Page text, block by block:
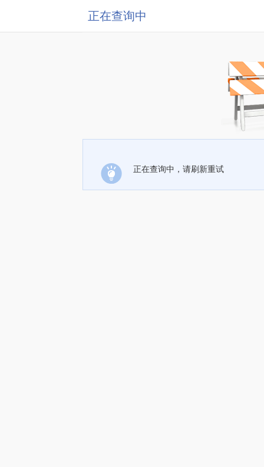
正在查询中
正在查询中，请刷新重试